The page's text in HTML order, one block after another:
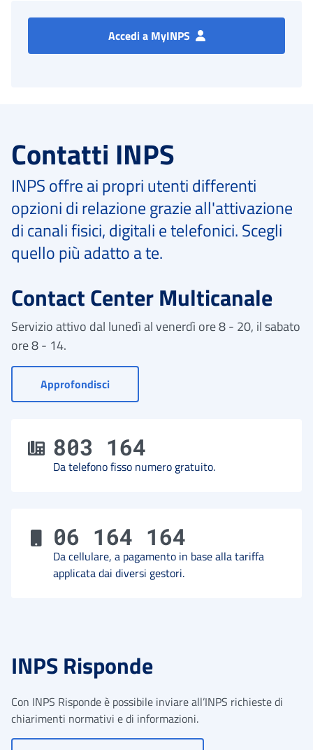
Accedi a MyINPS
Contatti INPS
INPS offre ai propri utenti differenti
opzioni di relazione grazie all'attivazione
di canali fisici, digitali e telefonici. Scegli
quello più adatto a te.
Contact Center Multicanale
Servizio attivo dal lunedì al venerdì ore 8 - 20, il sabato
ore 8 - 14.
Approfondisci- Vai a Contact Center
803 164
Da telefono fisso numero gratuito.
06 164 164
Da cellulare, a pagamento in base alla tariffa
applicata dai diversi gestori.
INPS Risponde
Con INPS Risponde è possibile inviare all’INPS richieste di
chiarimenti normativi e di informazioni.